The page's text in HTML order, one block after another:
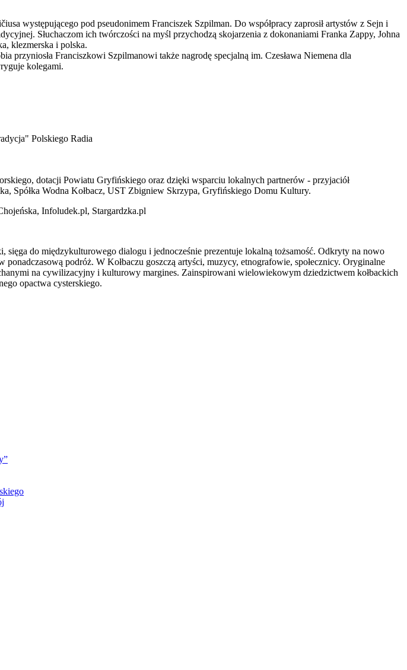
występującego pod pseudonimem Franciszek Szpilman. Do współpracy zaprosił artystów z Sejn i
Słuchaczom ich twórczości na myśl przychodzą skojarzenia z dokonaniami Franka Zappy, Johna
klezmerska i polska.
przyniosła Franciszkowi Szpilmanowi także nagrodę specjalną im. Czesława Niemena dla
kolegami.
Polskiego Radia
dotacji Powiatu Gryfińskiego oraz dzięki wsparciu lokalnych partnerów - przyjaciół
Spółka Wodna Kołbacz, UST Zbigniew Skrzypa, Gryfińskiego Domu Kultury.
Infoludek.pl, Stargardzka.pl
do międzykulturowego dialogu i jednocześnie prezentuje lokalną tożsamość. Odkryty na nowo
podróż. W Kołbaczu goszczą artyści, muzycy, etnografowie, społecznicy. Oryginalne
na cywilizacyjny i kulturowy margines. Zainspirowani wielowiekowym dziedzictwem kołbackich
opactwa cysterskiego.